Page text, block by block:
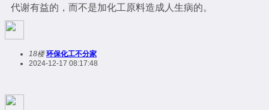
代谢有益的，而不是加化工原料造成人生病的。
18楼 环保化工不分家
2024-12-17 08:17:48